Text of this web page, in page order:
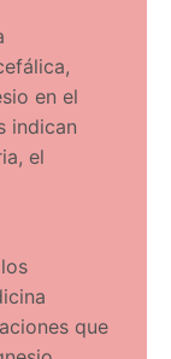
en el
indican
el
que